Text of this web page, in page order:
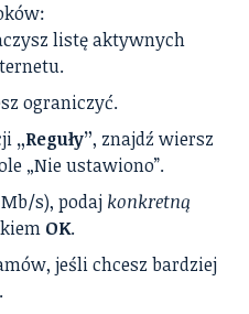
listę aktywnych
ograniczyć.
„Reguły”, znajdź wiersz
„Nie ustawiono”.
s), podaj konkretną
OK.
jeśli chcesz bardziej